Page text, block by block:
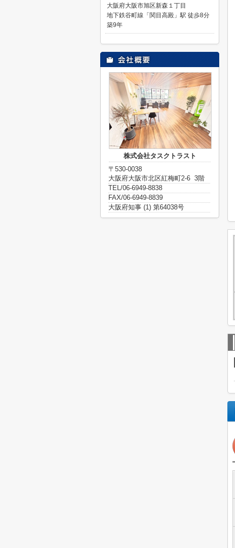
大阪府大阪市旭区新森１丁目
地下鉄谷町線「関目高殿」駅 徒歩8分
築9年
株式会社タスクトラスト
〒530-0038
大阪府大阪市北区紅梅町2-6 3階
TEL/06-6949-8838
FAX/06-6949-8839
大阪府知事 (1) 第64038号